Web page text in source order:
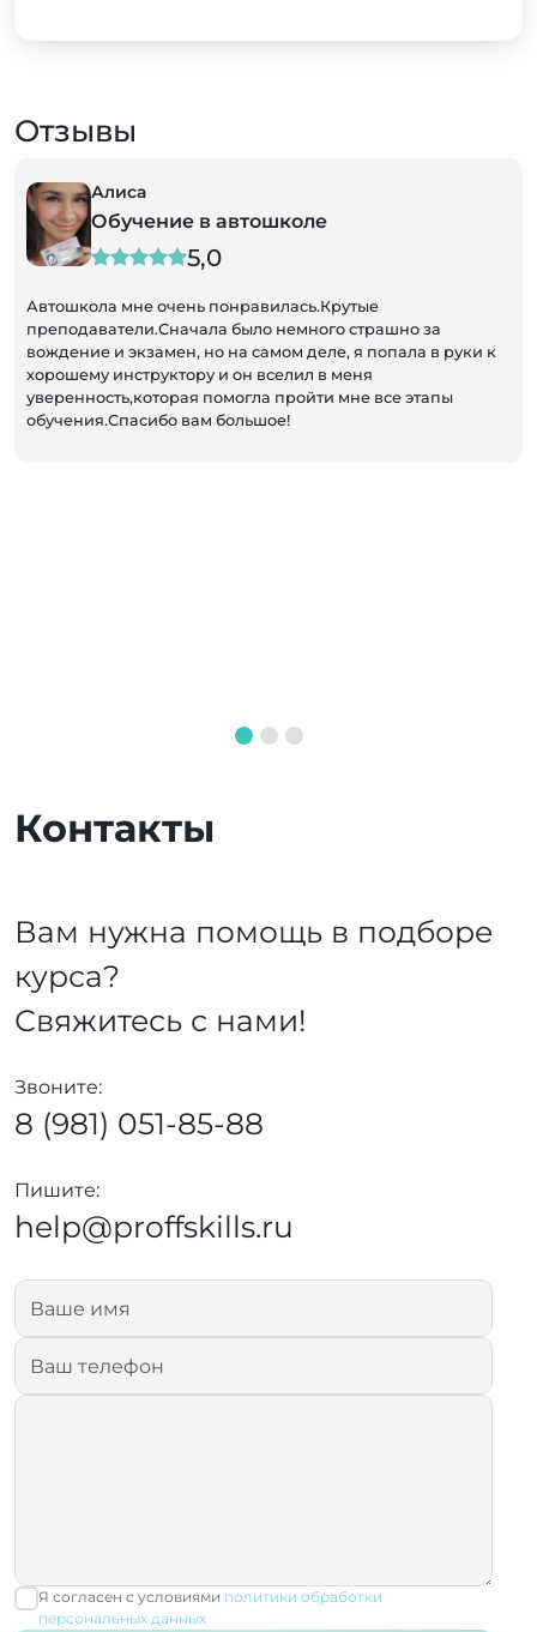
Отзывы
Алиса
Обучение в автошколе
5,0
Автошкола мне очень понравилась.Крутые
преподаватели.Сначала было немного страшно за
вождение и экзамен, но на самом деле, я попала в руки к
хорошему инструктору и он вселил в меня
уверенность,которая помогла пройти мне все этапы
обучения.Спасибо вам большое!
Контакты
Вам нужна помощь в подборе
курса?
Свяжитесь с нами!
Звоните:
8 (981) 051-85-88
Пишите:
help@proffskills.ru
Я согласен с условиями политики обработки
персональных данных